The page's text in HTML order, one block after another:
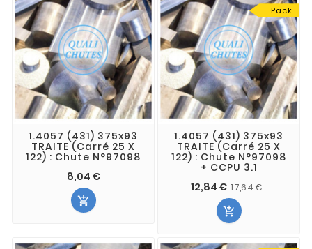
1.4057 (431) 375x93
TRAITE (Carré 25 X
122) : Chute N°97098
8,04 €

Pack
1.4057 (431) 375x93
TRAITE (Carré 25 X
122) : Chute N°97098
+ CCPU 3.1
12,84 € 17,64 €
